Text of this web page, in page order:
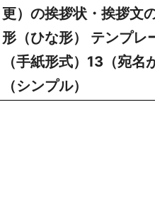
更）の挨拶状・挨拶文
形（ひな形） テンプレ
（手紙形式）13（宛名
（シンプル）